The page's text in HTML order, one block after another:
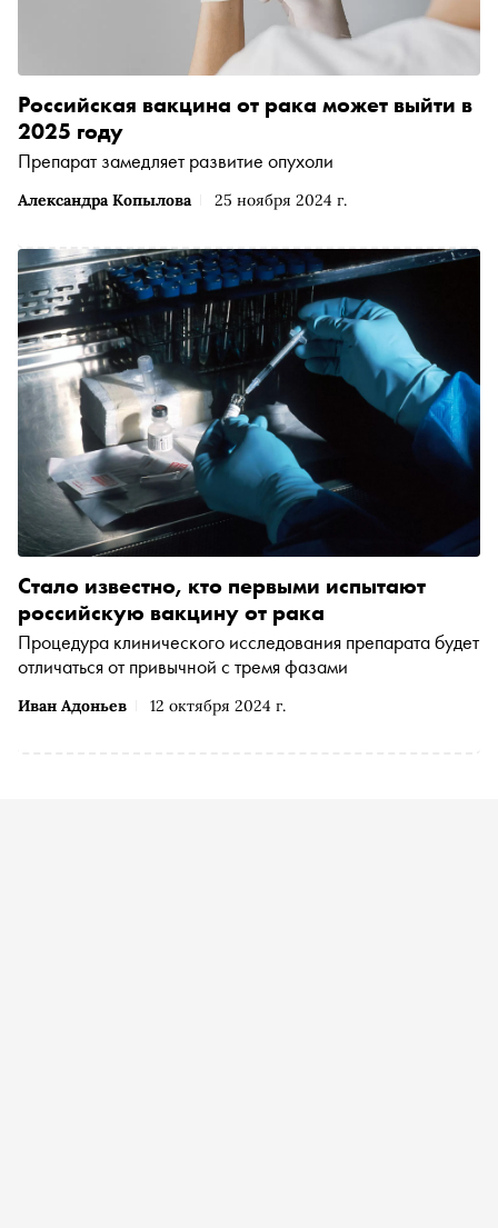
Александра Копылова 25 ноября 2024 г.
Российская вакцина от рака может выйти в
2025 году
Препарат замедляет развитие опухоли
Иван Адоньев 12 октября 2024 г.
Стало известно, кто первыми испытают
российскую вакцину от рака
Процедура клинического исследования препарата будет
отличаться от привычной с тремя фазами